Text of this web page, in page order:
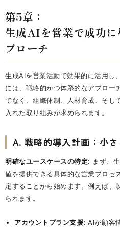
第5章：
生成AIを営業で成功
プローチ
生成AIを営業活動で効果的に活用し
には、戦略的かつ体系的なアプロー
でなく、組織体制、人材育成、そし
入れた取り組みが求められます。
A. 戦略的導入計画：小
明確なユースケースの特定: まず、
値を提供できる具体的な営業プロセ
定することから始めます。例えば、
られます。
アカウントプラン支援: AIが顧客